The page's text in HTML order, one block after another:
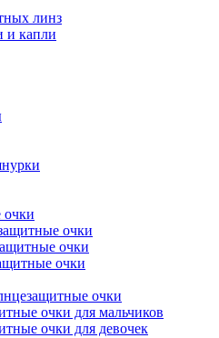
линз
и капли
очки
очки
очки
очки
очки
очки для мальчиков
очки для девочек